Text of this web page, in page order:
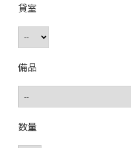
貸室
備品
数量